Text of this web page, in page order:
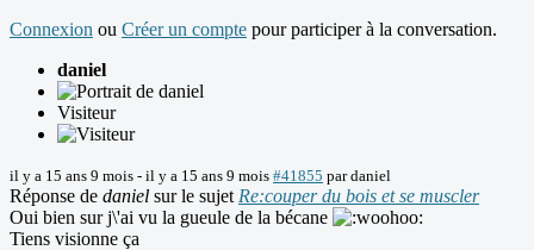
Connexion ou Créer un compte pour participer à la conversation.
daniel
Visiteur
il y a 15 ans 9 mois - il y a 15 ans 9 mois #41855 pardaniel
Réponse de daniel sur le sujet Re:couper du bois et se muscler
Oui bien sur j\'ai vu la gueule de la bécane
Tiens visionne ça